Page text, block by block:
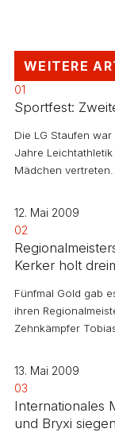
WEITERE
01
Sportfest:
Die LG Staufen
Jahre
Mädchen
12. Mai 2009
02
Kerker holt
Fünfmal Gold gab
ihren
Zehnkämpfer
13. Mai 2009
03
Internationales
und Bryxi siegen